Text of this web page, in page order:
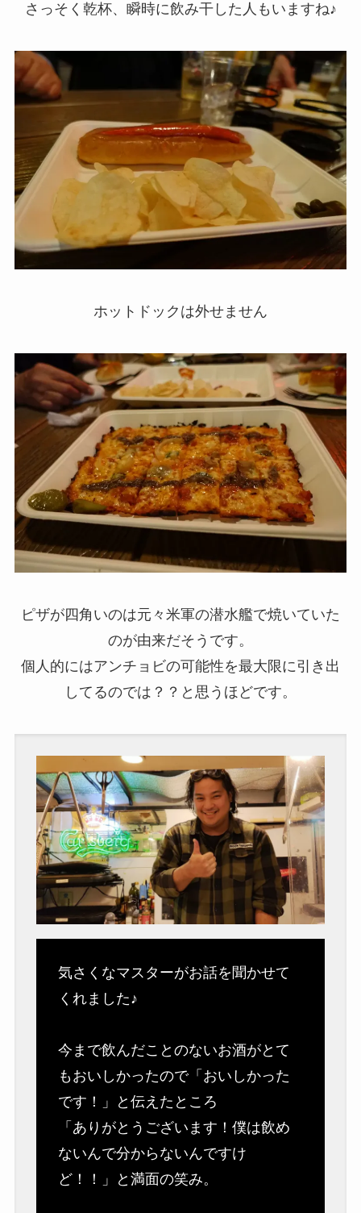
さっそく乾杯、瞬時に飲み干した人もいますね♪
ホットドックは外せません
ピザが四角いのは元々米軍の潜水艦で焼いていた
のが由来だそうです。
個人的にはアンチョビの可能性を最大限に引き出
してるのでは？？と思うほどです。
気さくなマスターがお話を聞かせて
くれました♪
今まで飲んだことのないお酒がとて
もおいしかったので「おいしかった
です！」と伝えたところ
「ありがとうございます！僕は飲め
ないんで分からないんですけ
ど！！」と満面の笑み。